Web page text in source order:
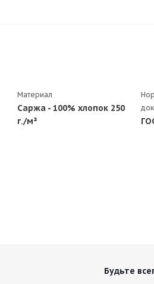
Материал
Саржа - 100% хлопок 250
г./м²
Будьте